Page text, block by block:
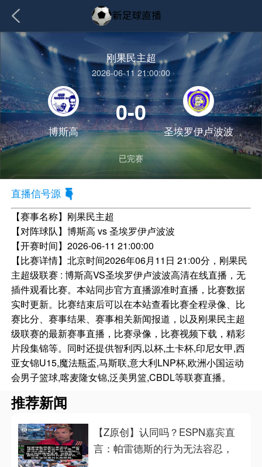
刚果民主超
2026-06-11 21:00:00
博斯高
0-0
圣埃罗伊卢波波
已完赛
直播信号源
【赛事名称】 刚果民主超
【对阵球队】博斯高 vs 圣埃罗伊卢波波
【开赛时间】2026-06-11 21:00:00
【比赛详情】北京时间2026年06月11日 21:00分，刚果民
主超级联赛 : 博斯高VS圣埃罗伊卢波波高清在线直播，无
插件观看比赛。本站同步官方直播源准时直播，比赛数据
实时更新。比赛结束后可以在本站查看比赛全程录像、比
赛比分、赛事结果、赛事相关新闻报道，以及刚果民主超
级联赛的最新赛事直播，比赛录像，比赛视频下载，精彩
片段集锦等。同时还提供智利丙,以杯,土卡杯,印尼女甲,西
亚女锦U15,魔法瓶盃,马斯联,意大利LNP杯,欧洲小国运动
会男子篮球,喀麦隆女锦,泛美男篮,CBDL等联赛直播。
推荐新闻
【Z原创】认同吗？ESPN嘉宾直
言：帕雷德斯的行为无法容忍，